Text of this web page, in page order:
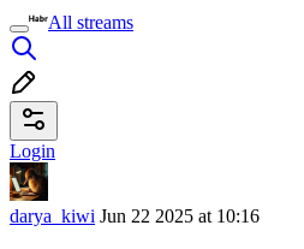
All streams
Login
darya_kiwi Jun 22 2025 at 10:16